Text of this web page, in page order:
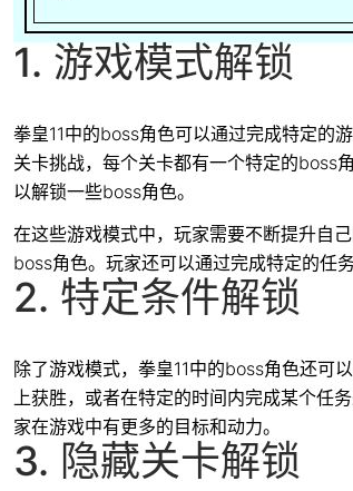
1. 游戏模式解锁
拳皇11中的boss角色可以通过完成特定的
关卡挑战，每个关卡都有一个特定的boss
以解锁一些boss角色。
在这些游戏模式中，玩家需要不断提升自
boss角色。玩家还可以通过完成特定的任
2. 特定条件解锁
除了游戏模式，拳皇11中的boss角色还可
上获胜，或者在特定的时间内完成某个任
家在游戏中有更多的目标和动力。
3. 隐藏关卡解锁